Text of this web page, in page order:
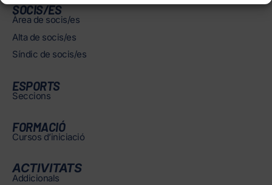
SOCIS/ES
Àrea de socis/es
Alta de socis/es
Síndic de socis/es
ESPORTS
Seccions
FORMACIÓ
Cursos d’iniciació
ACTIVITATS
Addicionals